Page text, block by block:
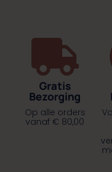
Gratis
Bezorging
Op alle orders
vanaf € 80,00